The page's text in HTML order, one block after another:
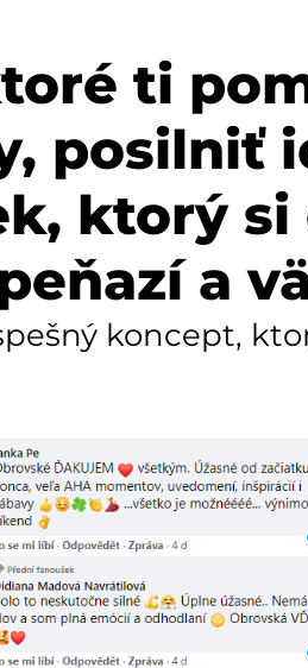
ti
posilniť
ktorý
a
koncept,